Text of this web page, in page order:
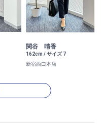
関谷 晴香
162cm / サイズ 7
新宿西口本店